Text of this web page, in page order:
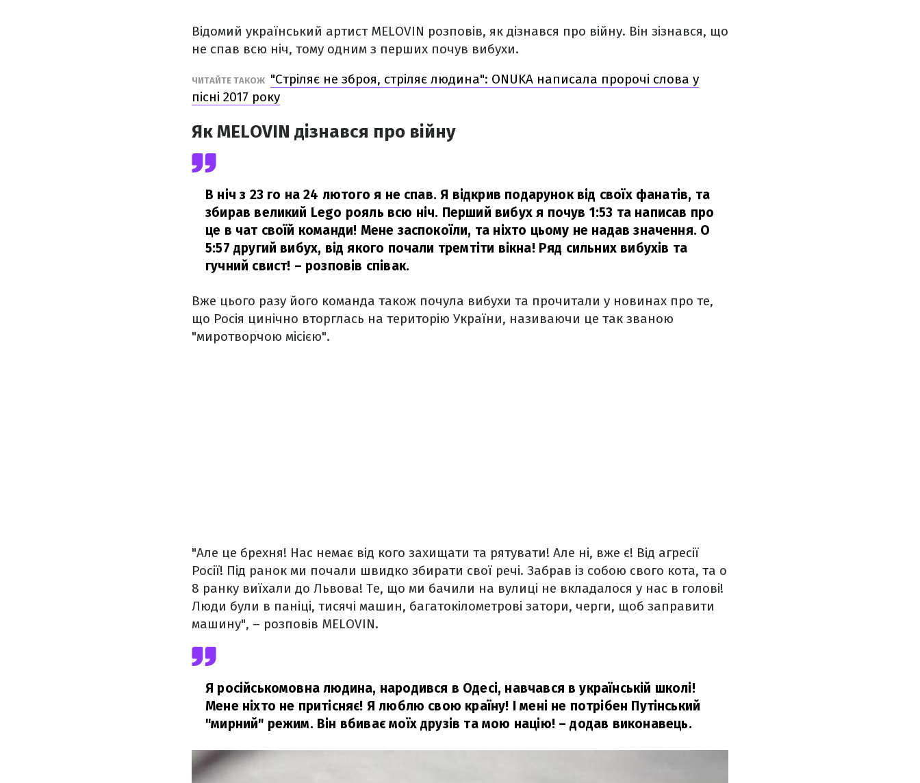
Відомий український артист MELOVIN розповів, як дізнався про війну. Він зізнався, що
не спав всю ніч, тому одним з перших почув вибухи.
ЧИТАЙТЕ ТАКОЖ "Стріляє не зброя, стріляє людина": ONUKA написала пророчі слова у
пісні 2017 року
Як MELOVIN дізнався про війну
В ніч з 23 го на 24 лютого я не спав. Я відкрив подарунок від своїх фанатів, та
збирав великий Lego рояль всю ніч. Перший вибух я почув 1:53 та написав про
це в чат своїй команди! Мене заспокоїли, та ніхто цьому не надав значення. О
5:57 другий вибух, від якого почали тремтіти вікна! Ряд сильних вибухів та
гучний свист! – розповів співак.
Вже цього разу його команда також почула вибухи та прочитали у новинах про те,
що Росія цинічно вторглась на територію України, називаючи це так званою
"миротворчою місією".
"Але це брехня! Нас немає від кого захищати та рятувати! Але ні, вже є! Від агресії
Росії! Під ранок ми почали швидко збирати свої речі. Забрав із собою свого кота, та о
8 ранку виїхали до Львова! Те, що ми бачили на вулиці не вкладалося у нас в голові!
Люди були в паніці, тисячі машин, багатокілометрові затори, черги, щоб заправити
машину", – розповів MELOVIN.
Я російськомовна людина, народився в Одесі, навчався в українській школі!
Мене ніхто не притісняє! Я люблю свою країну! І мені не потрібен Путінський
"мирний" режим. Він вбиває моїх друзів та мою націю!– додав виконавець.